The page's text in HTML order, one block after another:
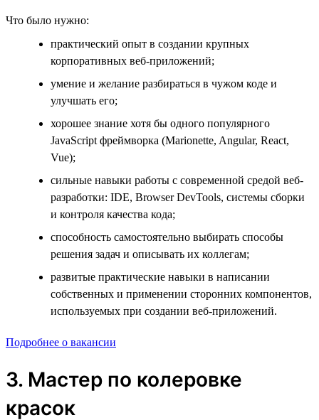
Что было нужно:
практический опыт в создании крупных
корпоративных веб-приложений;
умение и желание разбираться в чужом коде и
улучшать его;
хорошее знание хотя бы одного популярного
JavaScript фреймворка (Marionette, Angular, React,
Vue);
сильные навыки работы с современной средой веб-
разработки: IDE, Browser DevTools, системы сборки
и контроля качества кода;
способность самостоятельно выбирать способы
решения задач и описывать их коллегам;
развитые практические навыки в написании
собственных и применении сторонних компонентов,
используемых при создании веб-приложений.
Подробнее о вакансии
3. Мастер по колеровке
красок